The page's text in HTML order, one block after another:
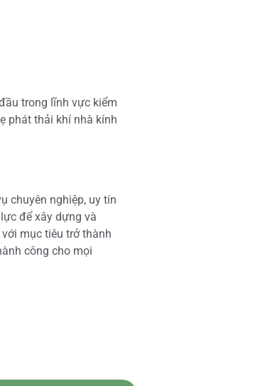
trong lĩnh vực kiểm
phát thải khí nhà kính
chuyên nghiệp, uy tín
để xây dựng và
mục tiêu trở thành
công cho mọi